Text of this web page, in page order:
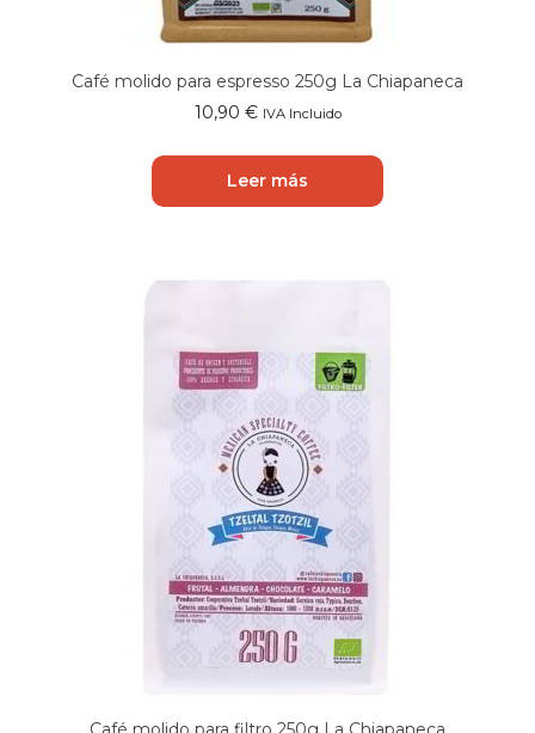
Café molido para espresso 250g La Chiapaneca
10,90 € IVA Incluido
Leer más